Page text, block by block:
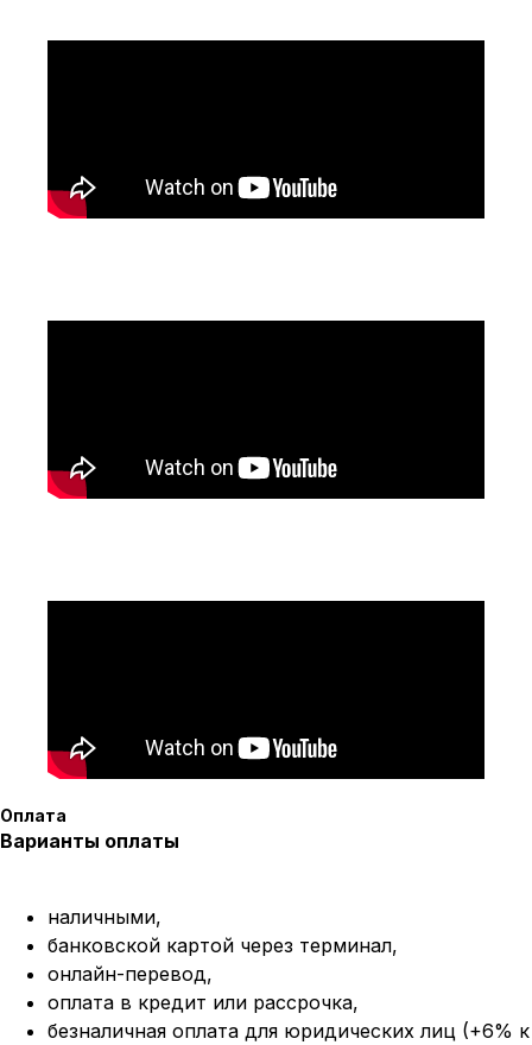
Оплата
Варианты оплаты
наличными,
банковской картой через терминал,
онлайн-перевод,
оплата в кредит или рассрочка,
безналичная оплата для юридических лиц (+6% к